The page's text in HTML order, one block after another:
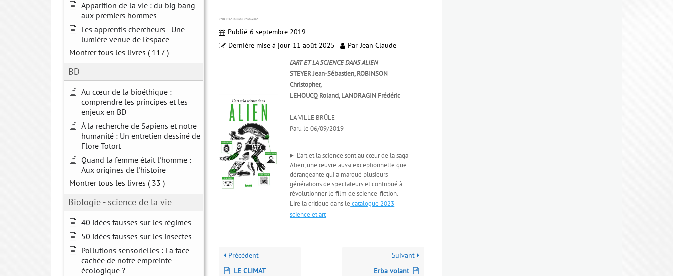
Apparition de la vie : du big bang
aux premiers hommes
Les apprentis chercheurs - Une
lumière venue de l'espace
Montrer tous les livres ( 117 )
BD
Au cœur de la bioéthique :
comprendre les principes et les
enjeux en BD
À la recherche de Sapiens et notre
humanité : Un entretien dessiné de
Flore Totort
Quand la femme était l'homme :
Aux origines de l'histoire
Montrer tous les livres ( 33 )
Biologie - science de la vie
40 idées fausses sur les régimes
50 idées fausses sur les insectes
Pollutions sensorielles : La face
cachée de notre empreinte
écologique ?
L’ART ET LA SCIENCE DANS ALIEN
Publié 6 septembre 2019
Dernière mise à jour 11 août 2025 Par Jean Claude
L’ART ET LA SCIENCE DANS ALIEN
STEYER Jean-Sébastien, ROBINSON
Christopher,
LEHOUCQ Roland, LANDRAGIN Frédéric
LA VILLE BRÛLE
Paru le 06/09/2019
L’art et la science sont au cœur de la saga
Alien, une œuvre aussi exceptionnelle que
dérangeante qui a marqué plusieurs
générations de spectateurs et contribué à
révolutionner le film de science-fiction.
Lire la critique dans le catalogue 2023
science et art
Précédent
LE CLIMAT
Suivant
Erba volant